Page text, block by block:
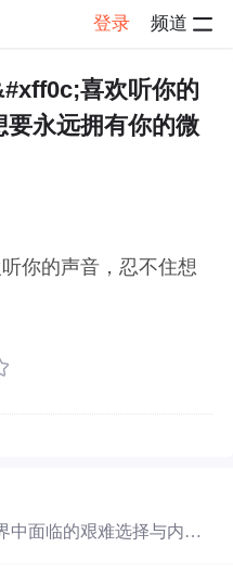
登录 频道
帖子详情
喜欢听你的
永远拥有你的微
你的声音，忍不住想
中面临的艰难选择与内心